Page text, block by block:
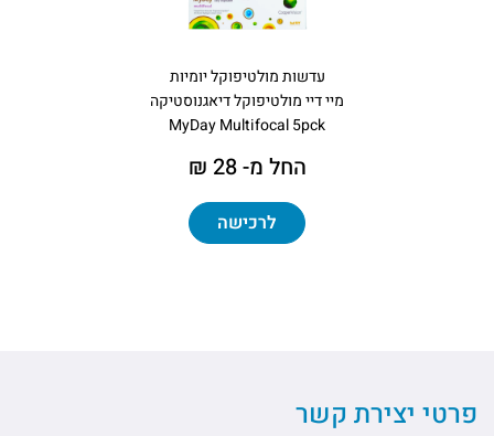
עדשות מולטיפוקל יומיות
מיי דיי מולטיפוקל דיאגנוסטיקה
MyDay Multifocal 5pck
החל מ- 28 ₪
לרכישה
פרטי יצירת קשר